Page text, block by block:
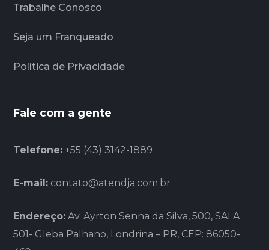
Trabalhe Conosco
Seja um Franqueado
Política de Privacidade
Fale com a gente
Telefone: +55 (43) 3142-1889
E-mail: contato@atendja.com.br
Endereço: Av. Ayrton Senna da Silva, 500, SALA
501- Gleba Palhano, Londrina – PR, CEP: 86050-